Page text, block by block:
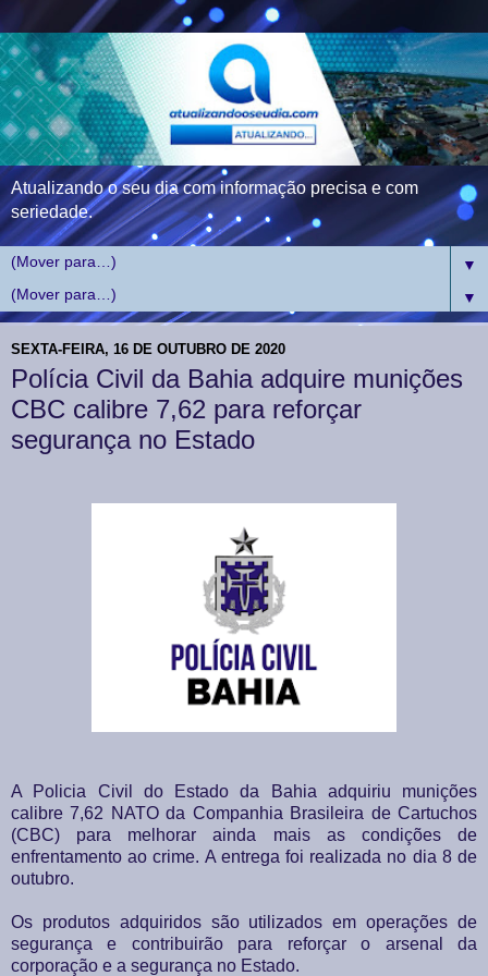
Atualizando o seu dia com informação precisa e com
seriedade.
▼
▼
SEXTA-FEIRA, 16 DE OUTUBRO DE 2020
Polícia Civil da Bahia adquire munições
CBC calibre 7,62 para reforçar
segurança no Estado
A Policia Civil do Estado da Bahia adquiriu munições
calibre 7,62 NATO da Companhia Brasileira de Cartuchos
(CBC) para melhorar ainda mais as condições de
enfrentamento ao crime. A entrega foi realizada no dia 8 de
outubro.
Os produtos adquiridos são utilizados em operações de
segurança e contribuirão para reforçar o arsenal da
corporação e a segurança no Estado.